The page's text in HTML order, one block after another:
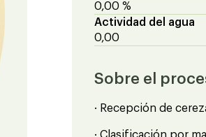
0,00 %
Actividad del agua
0,00
Sobre el
· Recepción de